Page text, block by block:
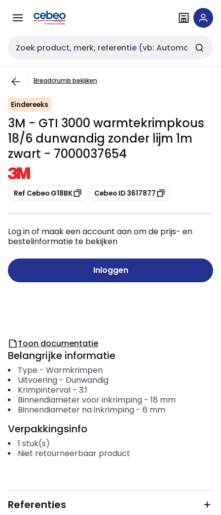
naar
naar
Zoekveld invoer
Breadcrumb bekijken
Eindereeks
3M - GTI 3000 warmtekrimpkous
18/6 dunwandig zonder lijm 1m
zwart - 7000037654
Kopiëren
Ref Cebeo G18BK Kopiëren
Cebeo ID 3617877
Log in of maak een account aan om de prijs- en
bestelinformatie te bekijken
Inloggen
Toon documentatie
Belangrijke informatie
Type - Warmkrimpen
Uitvoering- Dunwandig
Krimpinterval- 3:1
Binnendiameter voor inkrimping- 18 mm
Binnendiameter na inkrimping- 6 mm
Verpakkingsinfo
1 stuk(s)
Niet retourneerbaar product
Referenties